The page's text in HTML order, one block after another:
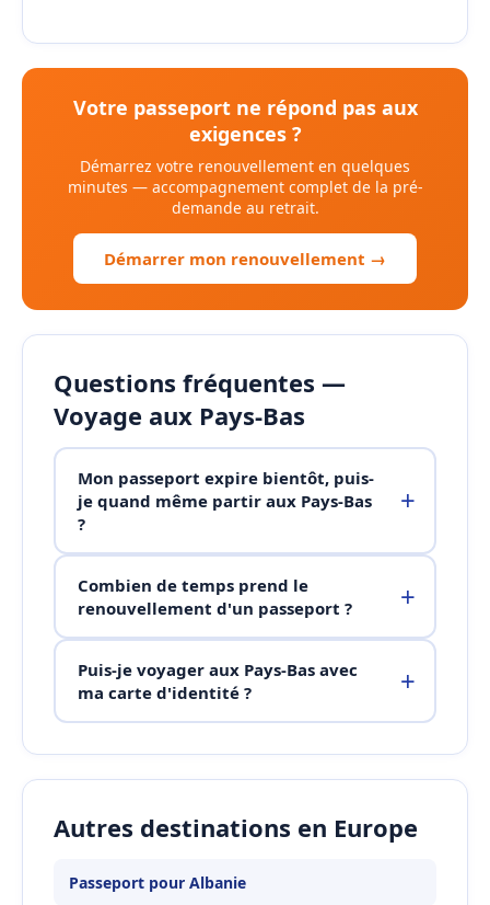
Votre passeport ne répond pas aux
exigences ?
Démarrez votre renouvellement en quelques
minutes — accompagnement complet de la pré-
demande au retrait.
Démarrer mon renouvellement →
Questions fréquentes —
Voyage aux Pays-Bas
Mon passeport expire bientôt, puis-
je quand même partir aux Pays-Bas
?
Combien de temps prend le
renouvellement d'un passeport ?
Puis-je voyager aux Pays-Bas avec
ma carte d'identité ?
Autres destinations en Europe
Passeport pour Albanie